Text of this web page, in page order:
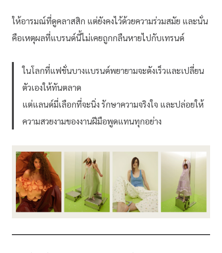
ให้อารมณ์ที่ดูคลาสสิก แต่ยังคงไว้ด้วยความร่วมสมัย และนั่น
คือเหตุผลที่แบรนด์นี้ไม่เคยถูกกลืนหายไปกับเทรนด์
ในโลกที่แฟชั่นบางแบรนด์พยายามจะดังเร็วและเปลี่ยน
ตัวเองให้ทันตลาด
แต่แลนด์มี่เลือกที่จะนิ่ง รักษาความจริงใจ และปล่อยให้
ความสวยงามของงานฝีมือพูดแทนทุกอย่าง